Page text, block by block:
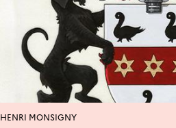
HENRI MONSIGNY